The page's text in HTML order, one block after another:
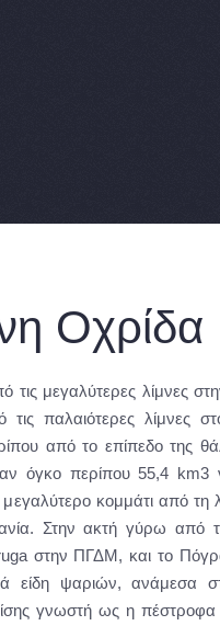
Οχρίδα
τις μεγαλύτερες λίμνες
παλαιότερες λίμνες
από το επίπεδο της
όγκο περίπου 55,4 km3
κομμάτι από
Στην ακτή γύρω από
στην ΠΓΔΜ, και το
είδη ψαριών, ανάμεσα
γνωστή ως η